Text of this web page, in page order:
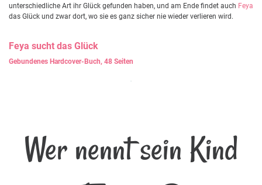
unterschiedliche Art ihr Glück gefunden haben, und am Ende findet auch Feya
das Glück und zwar dort, wo sie es ganz sicher nie wieder verlieren wird.
Feya sucht das Glück
Gebundenes Hardcover-Buch, 48 Seiten
Wer nennt sein Kind